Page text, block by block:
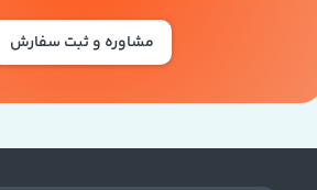
مشاوره و ثبت سفارش